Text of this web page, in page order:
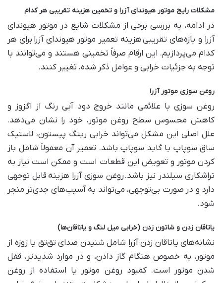
مشکلات رایج موتور هیوندای آزرا و تخمین هزینه تقریبی هر کدام
در ادامه، به بررسی برخی از مشکلات شایع در موتور هیوندای
آزرا و بازه‌های تقریبیهزینه تعمیر موتور هیوندای آزرا برای هر
کدام می‌پردازیم. این ارقام صرفاً تخمینی هستند و می‌توانند با
توجه به جزئیات خرابی و عوامل ذکر شده، تغییر کنند.
روغن سوزی موتور آزرا
روغن سوزی با علائمی مانند خروج دود آبی رنگ از اگزوز و
کاهش محسوس سطح روغن موتور، خود را نشان می‌دهد.
علل اصلی این مشکل می‌تواند خرابی رینگ پیستون، لاستیک
ساق سوپاپ یا گاید سوپاپ باشد. تعمیر آن معمولاً شامل باز
کردن موتور و تعویض این قطعات است و ممکن است نیاز به
تراشکاری سیلندر نیز باشد.روغن سوزی آزرا هزینه قابل توجهی
دارد و در صورت بی‌توجهی، می‌تواند به آسیب‌های جدی‌تر منجر
شود.
یاتاقان زدن و شاتون زدن (خرابی میل لنگ و یاتاقان‌ها)
نشانه‌های یاتاقان زدن آزرا شامل شنیدن صدای تق‌تق یا زوزه از
موتور، به خصوص هنگام گاز دادن، و در موارد شدیدتر، قفل
شدن موتور است. کمبود روغن موتور یا استفاده از روغن